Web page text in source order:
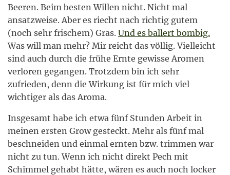
Beeren. Beim besten Willen nicht. Nicht mal
ansatzweise. Aber es riecht nach richtig gutem
(noch sehr frischem) Gras. Und es ballert bombig.
Was will man mehr? Mir reicht das völlig. Vielleicht
sind auch durch die frühe Ernte gewisse Aromen
verloren gegangen. Trotzdem bin ich sehr
zufrieden, denn die Wirkung ist für mich viel
wichtiger als das Aroma.
Insgesamt habe ich etwa fünf Stunden Arbeit in
meinen ersten Grow gesteckt. Mehr als fünf mal
beschneiden und einmal ernten bzw. trimmen war
nicht zu tun. Wenn ich nicht direkt Pech mit
Schimmel gehabt hätte, wären es auch noch locker